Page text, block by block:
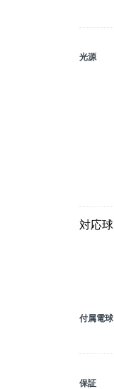
光源
対応球
付属電球
保証